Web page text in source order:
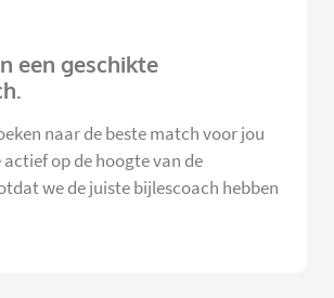
een geschikte
naar de beste match voor jou
actief op de hoogte van de
we de juiste bijlescoach hebben